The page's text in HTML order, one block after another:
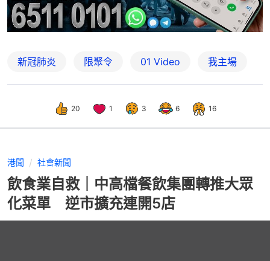
新冠肺炎 限聚令 01 Video 我主場
20 1 3 6 16
港聞 社會新聞
飲食業自救｜中高檔餐飲集團轉推大眾
化菜單 逆市擴充連開5店